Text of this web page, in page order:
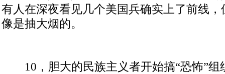
有人在深夜看见几个美国兵确实上了前线
像是抽大烟的。
10 ，胆大的民族主义者开始搞“恐怖”